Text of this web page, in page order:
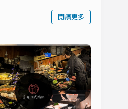
閱讀更多